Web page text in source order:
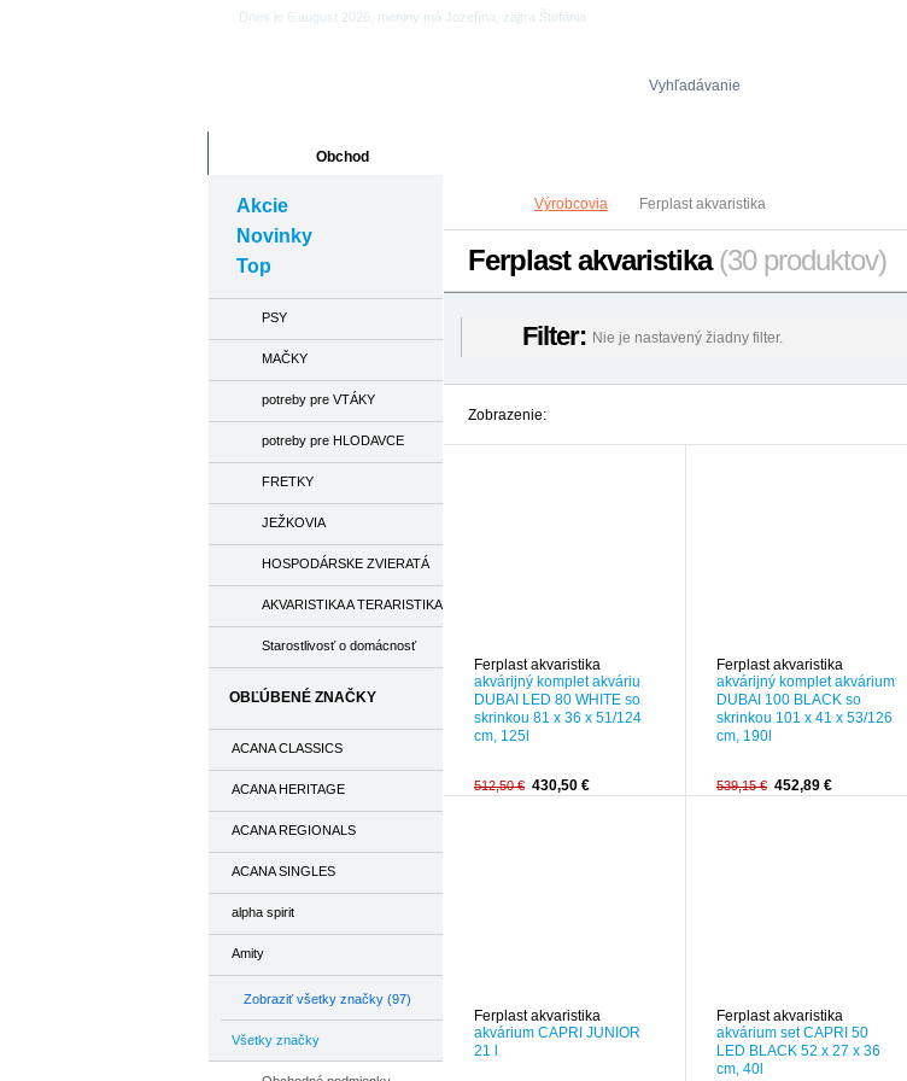
Výrobcovia Ferplast akvaristika
Ferplast akvaristika(30 produktov)
Filter: Nie je nastavený žiadny filter.
Zobrazenie:
Ferplast akvaristika
akvárijný komplet akváriu
DUBAI LED 80 WHITE so
skrinkou 81 x 36 x 51/124
cm, 125l
512,50 € 430,50 €
Ferplast akvaristika
akvárijný komplet akvárium
DUBAI 100 BLACK so
skrinkou 101 x 41 x 53/126
cm, 190l
539,15 € 452,89 €
Ferplast akvaristika
akvárium CAPRI JUNIOR
21 l
Ferplast akvaristika
akvárium set CAPRI 50
LED BLACK 52 x 27 x 36
cm, 40l
Akcie
Novinky
Top
PSY
MAČKY
potreby pre VTÁKY
potreby pre HLODAVCE
FRETKY
JEŽKOVIA
HOSPODÁRSKE ZVIERATÁ
AKVARISTIKA A TERARISTIKA
Starostlivosť o domácnosť
OBĽÚBENÉ ZNAČKY
ACANA CLASSICS
ACANA HERITAGE
ACANA REGIONALS
ACANA SINGLES
alpha spirit
Amity
Zobraziť všetky značky (97)
Všetky značky
Dnes je 6.august 2026, meniny má Jozefína, zajtra Štefánia
Vyhľadávanie
Obchod